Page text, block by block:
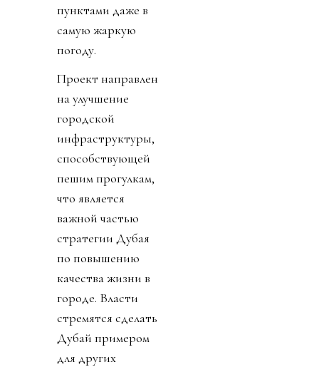
пунктами даже в
самую жаркую
погоду.
Проект направлен
на улучшение
городской
инфраструктуры,
способствующей
пешим прогулкам,
что является
важной частью
стратегии Дубая
по повышению
качества жизни в
городе. Власти
стремятся сделать
Дубай примером
для других